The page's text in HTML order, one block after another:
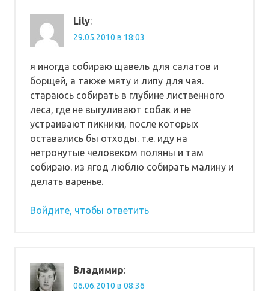
Lily:
29.05.2010 в 18:03
я иногда собираю щавель для салатов и
борщей, а также мяту и липу для чая.
стараюсь собирать в глубине лиственного
леса, где не выгуливают собак и не
устраивают пикники, после которых
оставались бы отходы. т.е. иду на
нетронутые человеком поляны и там
собираю. из ягод люблю собирать малину и
делать варенье.
Войдите, чтобы ответить
Владимир:
06.06.2010 в 08:36